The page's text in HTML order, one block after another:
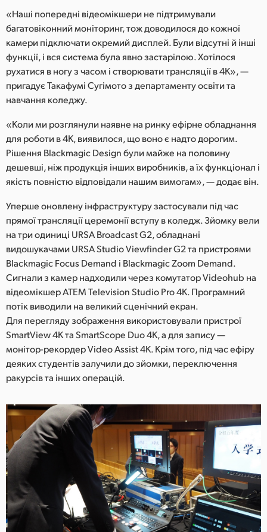
«Наші попередні відеомікшери не підтримували
багатовіконний моніторинг, тож доводилося до кожної
камери підключати окремий дисплей. Були відсутні й інші
функції, і вся система була явно застарілою. Хотілося
рухатися в ногу з часом і створювати трансляції в 4K», —
пригадує Такафумі Сугімото з департаменту освіти та
навчання коледжу.
«Коли ми розглянули наявне на ринку ефірне обладнання
для роботи в 4K, виявилося, що воно є надто дорогим.
Рішення Blackmagic Design були майже на половину
дешевші, ніж продукція інших виробників, а їх функціонал і
якість повністю відповідали нашим вимогам», — додає він.
Уперше оновлену інфраструктуру застосували під час
прямої трансляції церемонії вступу в коледж. Зйомку вели
на три одиниці URSA Broadcast G2, обладнані
видошукачами URSA Studio Viewfinder G2 та пристроями
Blackmagic Focus Demand і Blackmagic Zoom Demand.
Сигнали з камер надходили через комутатор Videohub на
відеомікшер ATEM Television Studio Pro 4K. Програмний
потік виводили на великий сценічний екран.
Для перегляду зображення використовували пристрої
SmartView 4K та SmartScope Duo 4K, а для запису —
монітор-рекордер Video Assist 4K. Крім того, під час ефіру
деяких студентів залучили до зйомки, переключення
ракурсів та інших операцій.